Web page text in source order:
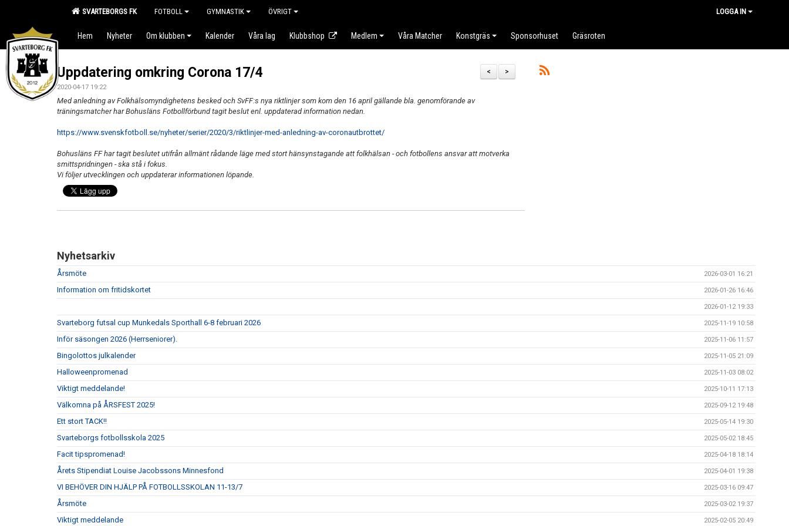
SVARTEBORGS FK FOTBOLL GYMNASTIK ÖVRIGT LOGGA IN
Hem Nyheter Om klubben Kalender Våra lag Klubbshop Medlem Våra Matcher Konstgräs Sponsorhuset Gräsroten
>
<
Uppdatering omkring Corona 17/4
2020-04-17 19:22
Med anledning av Folkhälsomyndighetens besked och SvFF:s nya riktlinjer som kom den 16 april gällande bla. genomförande av
träningsmatcher har Bohusläns Fotbollförbund tagit beslut enl. uppdaterad information nedan.
https://www.svenskfotboll.se/nyheter/serier/2020/3/riktlinjer-med-anledning-av-coronautbrottet/
Bohusläns FF har tagit beslutet utifrån allmänt rådande läge med stort hänsynstagande att folkhälsan - och fotbollens ansvar att motverka
smittspridningen - ska stå i fokus.
Vi följer utvecklingen och uppdaterar informationen löpande.
Nyhetsarkiv
Årsmöte 2026-03-01 16:21
Information om fritidskortet 2026-01-26 16:46
2026-01-12 19:33
Svarteborg futsal cup Munkedals Sporthall 6-8 februari 2026 2025-11-19 10:58
Inför säsongen 2026 (Herrseniorer). 2025-11-06 11:57
Bingolottos julkalender 2025-11-05 21:09
Halloweenpromenad 2025-11-03 08:02
Viktigt meddelande! 2025-10-11 17:13
Välkomna på ÅRSFEST 2025! 2025-09-12 19:48
Ett stort TACK!! 2025-05-14 19:30
Svarteborgs fotbollsskola 2025 2025-05-02 18:45
Facit tipspromenad! 2025-04-18 18:14
Årets Stipendiat Louise Jacobssons Minnesfond 2025-04-01 19:38
VI BEHÖVER DIN HJÄLP PÅ FOTBOLLSSKOLAN 11-13/7 2025-03-16 09:47
Årsmöte 2025-03-02 19:37
Viktigt meddelande 2025-02-05 20:49